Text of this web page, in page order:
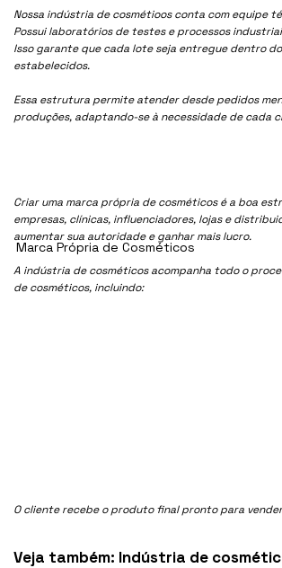
Nossa indústria de cosmétioos conta com equipe
Possui laboratórios de testes e processos
Isso garante que cada lote seja entregue dentro
estabelecidos.
Essa estrutura permite atender desde pedidos
produções, adaptando-se à necessidade de cada
Criar uma marca própria de cosméticos é a boa
empresas, clínicas, influenciadores, lojas e
aumentar sua autoridade e ganhar mais lucro.
A indústria de cosméticos acompanha todo o
de cosméticos, incluindo:
O cliente recebe o produto final pronto para
Veja também: Indústria de
Marca Própria de Cosméticos